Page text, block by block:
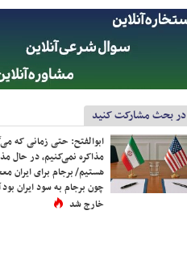
در بحث مشارکت کنید
ابوالفتح: حتی زمانی که
مذاکره نمی‌کنیم، در حال
هستیم/ برجام برای ایران
چون برجام به سود ایران بود
خارج شد